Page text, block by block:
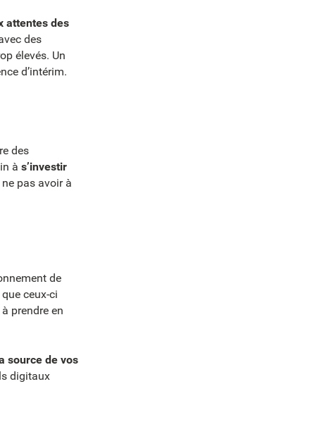
attentes des
des
élevés. Un
d’intérim.
des
às’investir
pas avoir à
de
ceux-ci
prendre en
source de vos
digitaux